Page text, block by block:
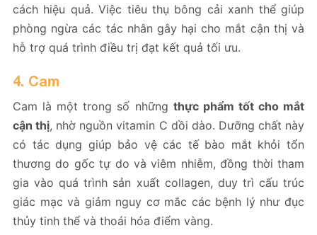
cách hiệu quả. Việc tiêu thụ bông cải xanh thể giúp
phòng ngừa các tác nhân gây hại cho mắt cận thị và
hỗ trợ quá trình điều trị đạt kết quả tối ưu.
4. Cam
Cam là một trong số những thực phẩm tốt cho mắt
cận thị, nhờ nguồn vitamin C dồi dào. Dưỡng chất này
có tác dụng giúp bảo vệ các tế bào mắt khỏi tổn
thương do gốc tự do và viêm nhiễm, đồng thời tham
gia vào quá trình sản xuất collagen, duy trì cấu trúc
giác mạc và giảm nguy cơ mắc các bệnh lý như đục
thủy tinh thể và thoái hóa điểm vàng.